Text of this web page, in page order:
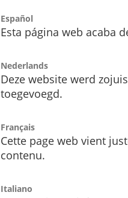
Español
Esta página web acaba
Nederlands
Deze website werd
toegevoegd.
Français
Cette page web vient
contenu.
Italiano